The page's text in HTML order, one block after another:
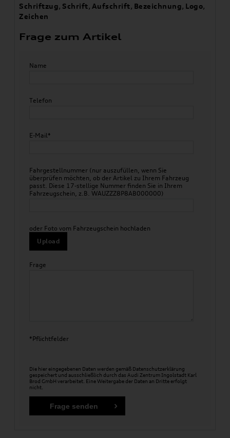
Schriftzug, Schrift, Aufschrift, Bezeichnung, Logo,
Zeichen
Frage zum Artikel
Name
Telefon
E-Mail*
Fahrgestellnummer (nur auszufüllen, wenn Sie
überprüfen möchten, ob der Artikel zu Ihrem Fahrzeug
passt. Diese 17-stellige Nummer finden Sie in Ihrem
Fahrzeugschein, z.B. WAUZZZ8P8AB000000)
oder Foto vom Fahrzeugschein hochladen
Upload
Frage
*Pflichtfelder
Die hier eingegebenen Daten werden gemäß Datenschutzerklärung
gespeichert und ausschließlich durch das Audi Zentrum Ingolstadt Karl
Brod GmbH verarbeitet. Eine Weitergabe der Daten an Dritte erfolgt
nicht.